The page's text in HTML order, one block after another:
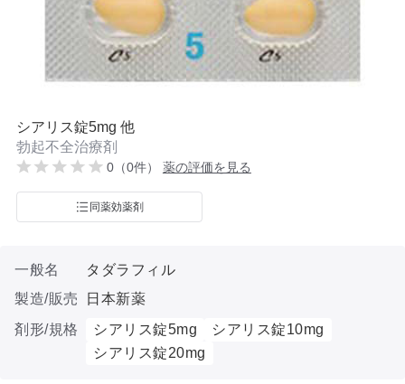
シアリス錠5mg 他
勃起不全治療剤
0（0件） 薬の評価を見る
同薬効薬剤
一般名
タダラフィル
製造/販売
日本新薬
剤形/規格
シアリス錠5mg
シアリス錠10mg
シアリス錠20mg